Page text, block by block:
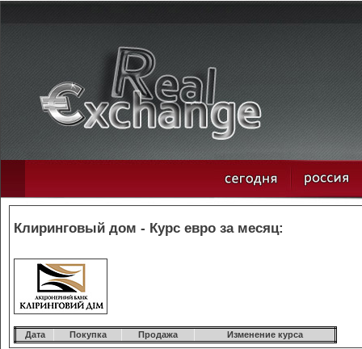
Клиринговый дом - Курс евро за месяц:
Дата Покупка Продажа Изменение курса